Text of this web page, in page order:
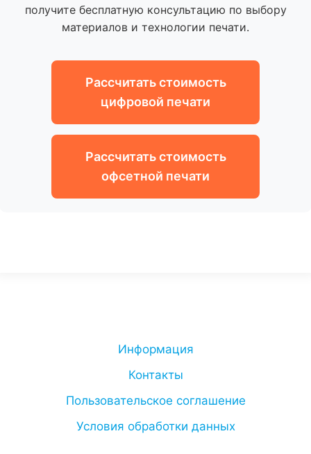
получите бесплатную консультацию по выбору
материалов и технологии печати.
Рассчитать стоимость
цифровой печати
Рассчитать стоимость
офсетной печати
Информация
Контакты
Пользовательское соглашение
Условия обработки данных